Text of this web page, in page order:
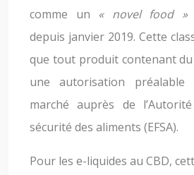
comme un « novel food
depuis janvier 2019. Cette
que tout produit contenant
une autorisation
marché auprès de
sécurité des aliments (EFSA).
Pour les e-liquides au CBD,